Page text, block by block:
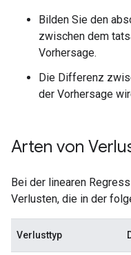
Bilden Sie den
zwischen dem
Vorhersage.
Die Differenz
der Vorhersage
Arten von
Bei der linearen
Verlusten, die in der
Verlusttyp